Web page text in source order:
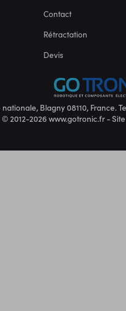
Contact
Rétractation
Devis
Blagny 08110, France.
© 2012-2026 www.gotronic.fr -